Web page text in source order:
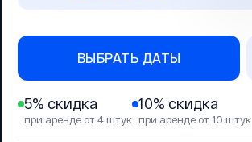
ВЫБРАТЬ ДАТЫ
5% скидка
при аренде от 4 штук
10% скидка
при аренде от 10 штук